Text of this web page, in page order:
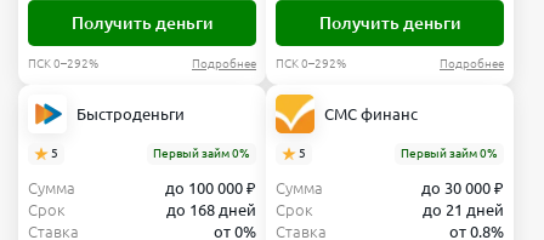
Получить деньги
ПСК 0–292% Подробнее
Получить деньги
ПСК 0–292% Подробнее
Быстроденьги
5 Первый займ 0%
Сумма
до 100 000 ₽
Срок
до 168 дней
Ставка
от 0%
СМС финанс
5 Первый займ 0%
Сумма
до 30 000 ₽
Срок
до 21 дней
Ставка
от 0.8%